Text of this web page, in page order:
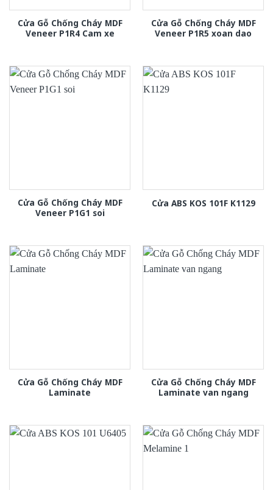
Cửa Gỗ Chống Cháy MDF
Veneer P1R4 Cam xe
Cửa Gỗ Chống Cháy MDF
Veneer P1R5 xoan dao
Cửa Gỗ Chống Cháy MDF
Veneer P1G1 soi
Cửa ABS KOS 101F K1129
Cửa Gỗ Chống Cháy MDF
Laminate
Cửa Gỗ Chống Cháy MDF
Laminate van ngang